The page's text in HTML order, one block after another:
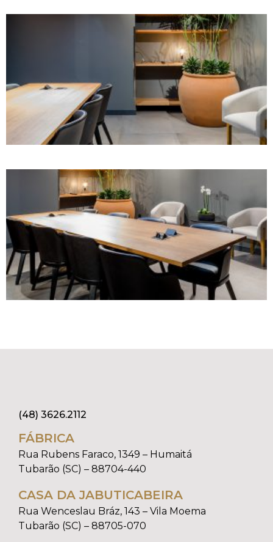
(48) 3626.2112
FÁBRICA
Rua Rubens Faraco, 1349 – Humaitá
Tubarão (SC) – 88704-440
CASA DA JABUTICABEIRA
Rua Wenceslau Bráz, 143 – Vila Moema
Tubarão (SC) – 88705-070